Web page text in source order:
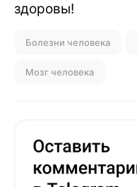
здоровы!
Болезни человека
Мозг человека